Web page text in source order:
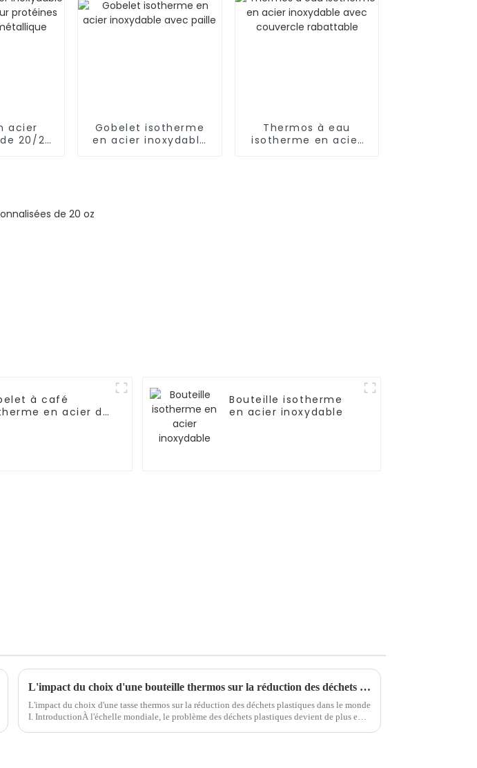
acier
20/25
Gobelet isotherme
en acier inoxydable
Thermos à eau
isotherme en acier
à café
en acier de
Bouteille isotherme
en acier inoxydable
L'impact du choix d'une bouteille thermos sur la réduction des déchets plastiques mondiaux
L'impact du choix d'une tasse thermos sur la réduction des déchets plastiques dans le monde
I. IntroductionÀ l'échelle mondiale, le problème des déchets plastiques devient de plus en